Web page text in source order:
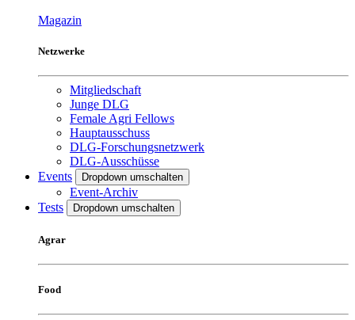
Magazin
Netzwerke
Mitgliedschaft
Junge DLG
Female Agri Fellows
Hauptausschuss
DLG-Forschungsnetzwerk
DLG-Ausschüsse
Events
Dropdown umschalten
Event-Archiv
Tests
Dropdown umschalten
Agrar
Food